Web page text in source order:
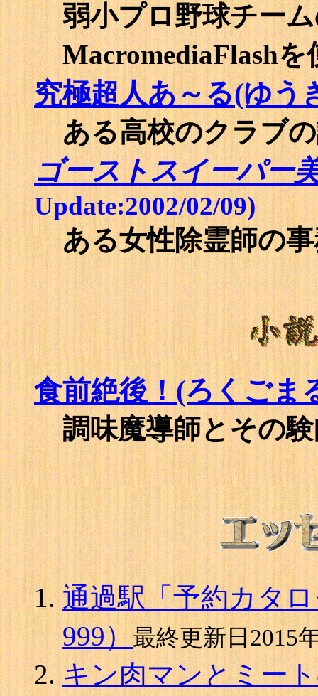
弱小プロ野球チー
MacromediaFlash
究極超人あ～る(ゆう
ある高校のクラブ
ゴーストスイーパー
Update:2002/02/09)
ある女性除霊師の
食前絶後！(ろくごま
調味魔導師とその
通過駅「予約カタ
999）最終更新日2015
キン肉マンとミー